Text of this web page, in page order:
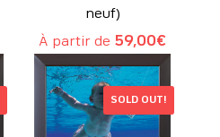
neuf)
À partir de 59,00€
SOLD OUT!